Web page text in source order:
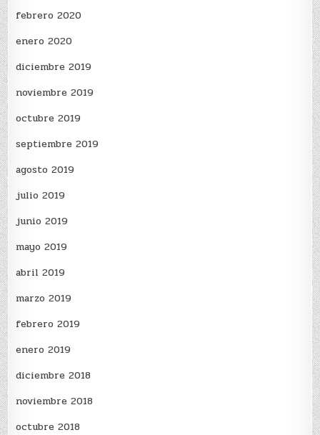
febrero 2020
enero 2020
diciembre 2019
noviembre 2019
octubre 2019
septiembre 2019
agosto 2019
julio 2019
junio 2019
mayo 2019
abril 2019
marzo 2019
febrero 2019
enero 2019
diciembre 2018
noviembre 2018
octubre 2018